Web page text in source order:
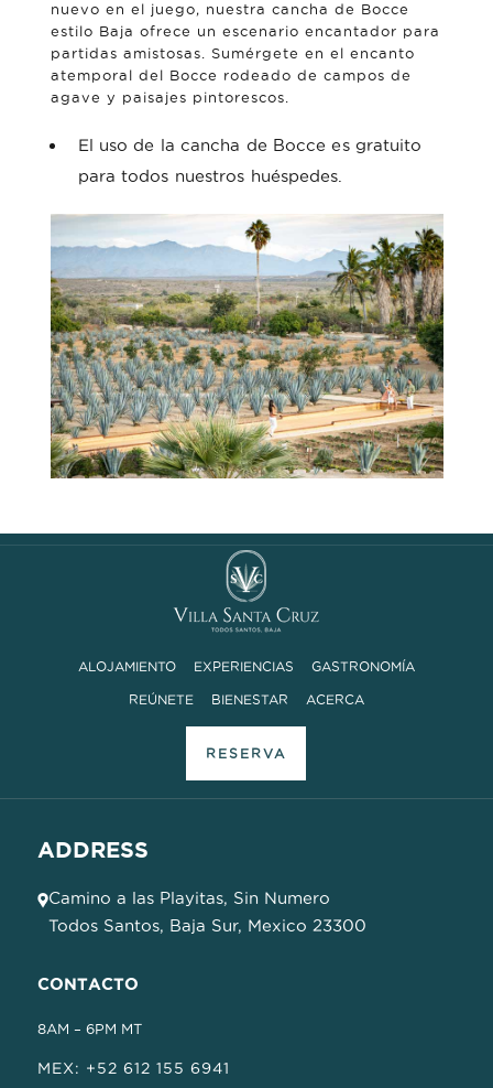
nuevo en el juego, nuestra cancha de Bocce
estilo Baja ofrece un escenario encantador para
partidas amistosas. Sumérgete en el encanto
atemporal del Bocce rodeado de campos de
agave y paisajes pintorescos.
El uso de la cancha de Bocce es gratuito
para todos nuestros huéspedes.
ALOJAMIENTO EXPERIENCIAS GASTRONOMÍA
REÚNETE BIENESTAR ACERCA
RESERVA
ADDRESS
Camino a las Playitas, Sin Numero
Todos Santos, Baja Sur, Mexico 23300
CONTACTO
8AM – 6PM MT
MEX: +52 612 155 6941